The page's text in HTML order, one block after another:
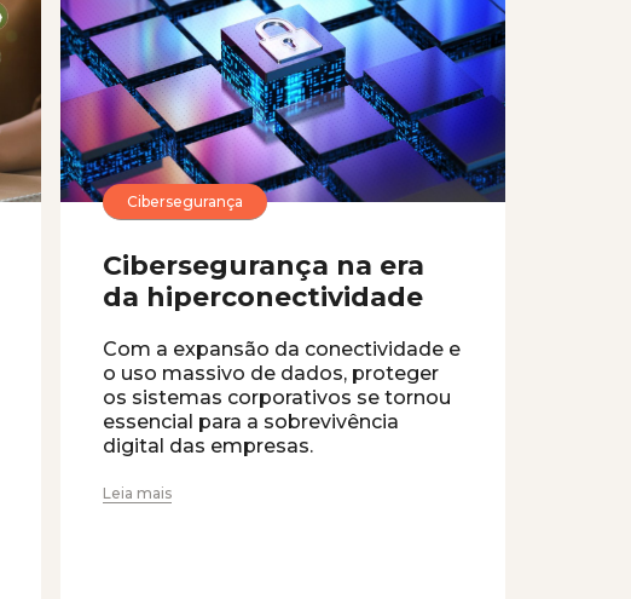
Cibersegurança
Cibersegurança na era
da hiperconectividade
Com a expansão da conectividade e
o uso massivo de dados, proteger
os sistemas corporativos se tornou
essencial para a sobrevivência
digital das empresas.
Leia mais